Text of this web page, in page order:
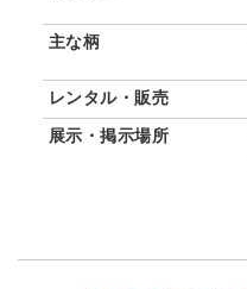
主な柄
レンタル・販売
展示・掲示場所